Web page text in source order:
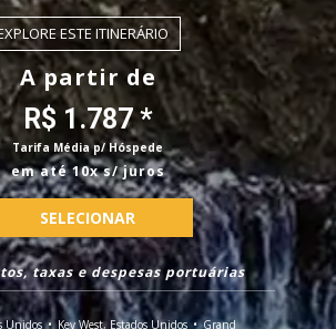
ESTE ITINERÁRIO
A partir de
R$ 1.787 *
Tarifa Média p/ Hóspede
em até 10x s/ juros
SELECIONAR
taxas e despesas portuárias
Unidos
Key West, Estados Unidos
Grand